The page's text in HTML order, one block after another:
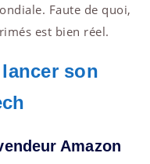
Faute de quoi,
est bien réel.
son
Amazon